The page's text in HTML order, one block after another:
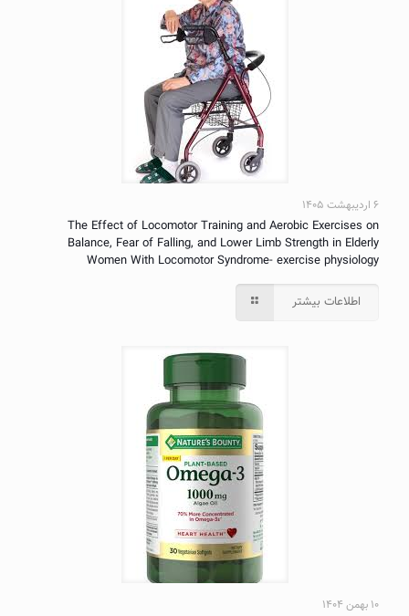
۶ اردیبهشت ۱۴۰۵
The Effect of Locomotor Training and Aerobic Exercises on
Balance, Fear of Falling, and Lower Limb Strength in Elderly
Women With Locomotor Syndrome- exercise physiology
اطلاعات بیشتر
۱۰ بهمن ۱۴۰۴